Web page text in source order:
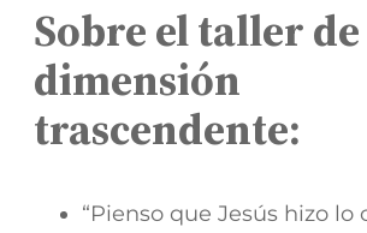
Sobre el taller
dimensión
trascendente:
“Pienso que Jesús hizo lo